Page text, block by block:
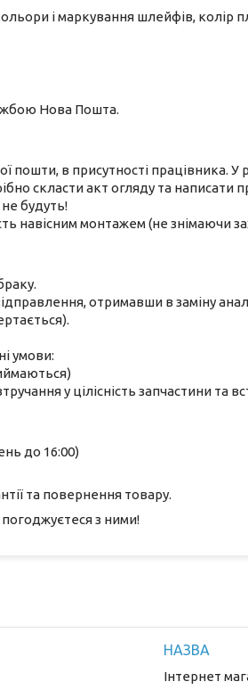
і маркування шлейфів, колір
Нова Пошта.
пошти, в присутності працівника. У
скласти акт огляду та написати
будуть!
навісним монтажем (не знімаючи
отримавши в заміну
умови:
у цілісність запчастини та
до 16:00)
та повернення товару.
з ними!
Інтернет